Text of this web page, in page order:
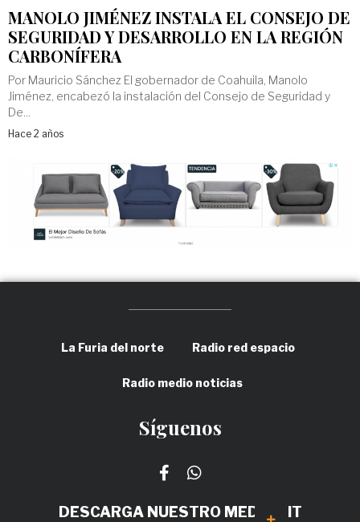
MANOLO JIMÉNEZ INSTALA EL CONSEJO DE
SEGURIDAD Y DESARROLLO EN LA REGIÓN
CARBONÍFERA
Por Mauricio Sánchez El gobernador de Coahuila, Manolo
Jiménez, encabezó la instalación del Consejo de Seguridad y
De...
Hace 2 años
La Furia del norte Radio red espacio
Radio medio noticias
Síguenos
DESCARGA NUESTRO MEDIA KIT